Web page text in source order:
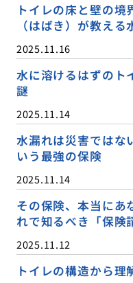
トイレの床と壁の
（はばき）が教え
2025.11.16
水に溶けるはずのト
謎
2025.11.14
水漏れは災害ではな
いう最強の保険
2025.11.14
その保険、本当にあ
れで知るべき「保険
2025.11.12
トイレの構造から